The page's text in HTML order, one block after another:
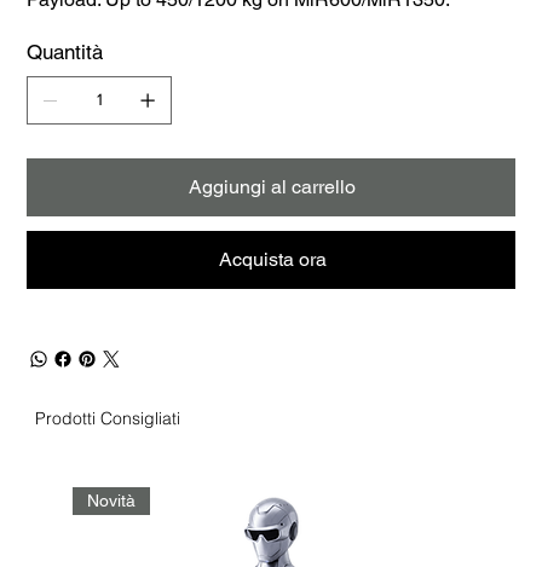
Quantità
Aggiungi al carrello
Acquista ora
Prodotti Consigliati
Novità